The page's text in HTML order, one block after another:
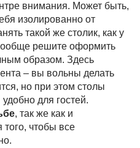
внимания. Может быть,
изолированно от
такой же столик, как у
решите оформить
образом. Здесь
– вы вольны делать
но при этом столы
для гостей.
, так же как и
чтобы все